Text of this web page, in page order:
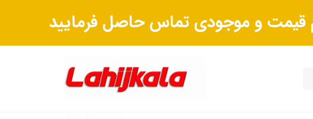
قیمت و موجودی تماس حاصل فرمایید